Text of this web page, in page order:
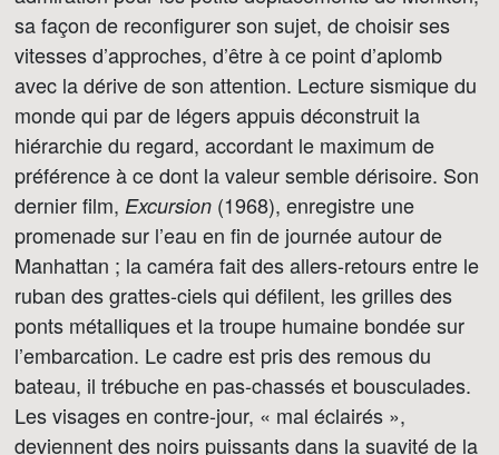
sa façon de reconfigurer son sujet, de choisir ses
vitesses d’approches, d’être à ce point d’aplomb
avec la dérive de son attention. Lecture sismique du
monde qui par de légers appuis déconstruit la
hiérarchie du regard, accordant le maximum de
préférence à ce dont la valeur semble dérisoire. Son
dernier film, Excursion (1968), enregistre une
promenade sur l’eau en fin de journée autour de
Manhattan ; la caméra fait des allers-retours entre le
ruban des grattes-ciels qui défilent, les grilles des
ponts métalliques et la troupe humaine bondée sur
l’embarcation. Le cadre est pris des remous du
bateau, il trébuche en pas-chassés et bousculades.
Les visages en contre-jour, « mal éclairés »,
deviennent des noirs puissants dans la suavité de la